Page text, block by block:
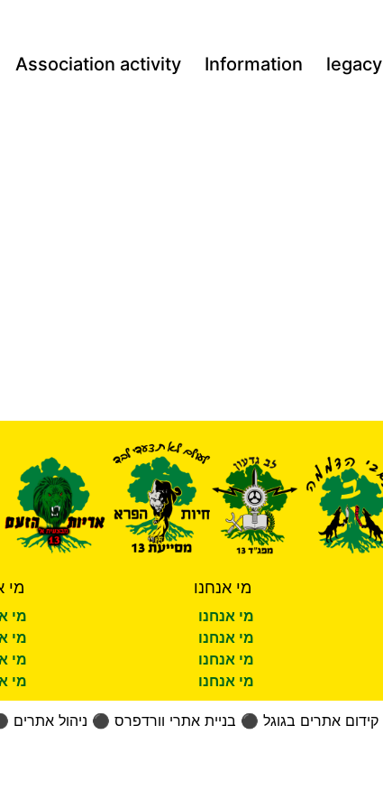
Association activity Information legacy
מי
מי
מי
מי
מי
מי אנחנו
מי אנחנו
מי אנחנו
מי אנחנו
מי אנחנו
קידום אתרים בגוגל ⚫ בניית אתרי וורדפרס ⚫ ניהול אתרים